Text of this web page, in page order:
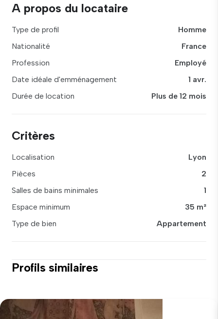
A propos du locataire
Type de profil
Homme
Nationalité
France
Profession
Employé
Date idéale d'emménagement
1 avr.
Durée de location
Plus de 12 mois
Critères
Localisation
Lyon
Pièces
2
Salles de bains minimales
1
Espace minimum
35 m²
Type de bien
Appartement
Profils similaires